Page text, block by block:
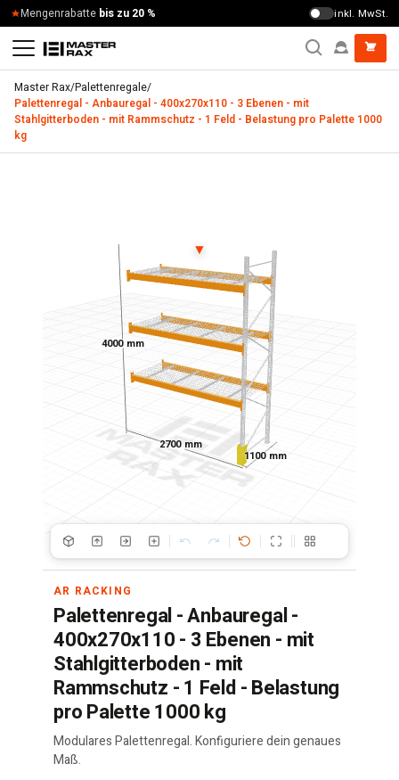
Zum Inhalt springen
Mengenrabatte bis zu 20 % inkl. MwSt.
Master Rax/Palettenregale/
Palettenregal - Anbauregal - 400x270x110 - 3 Ebenen - mit
Stahlgitterboden - mit Rammschutz - 1 Feld - Belastung pro Palette 1000
kg
4000 mm
2700 mm
1100 mm
▼
AR RACKING
Palettenregal - Anbauregal -
400x270x110 - 3 Ebenen - mit
Stahlgitterboden - mit
Rammschutz - 1 Feld - Belastung
pro Palette 1000 kg
Modulares Palettenregal. Konfiguriere dein genaues
Maß.